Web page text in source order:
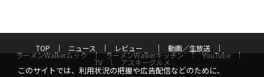
TOP ニュース レビュー 動画／生放送
ラーメンWalkerムック ラーメンWalkerキッチン YouTube
TV アスキーグルメ
このサイトでは、利用状況の把握や広告配信などのために、